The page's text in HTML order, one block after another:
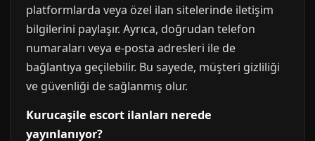
platformlarda veya özel ilan sitelerinde iletişim
bilgilerini paylaşır. Ayrıca, doğrudan telefon
numaraları veya e-posta adresleri ile de
bağlantıya geçilebilir. Bu sayede, müşteri gizliliği
ve güvenliği de sağlanmış olur.
Kurucaşile escort ilanları nerede
yayınlanıyor?